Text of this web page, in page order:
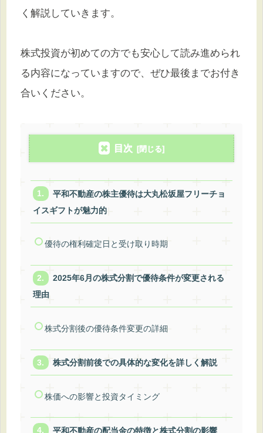
く解説していきます。
株式投資が初めての方でも安心して読み進められ
る内容になっていますので、ぜひ最後までお付き
合いください。
目次
平和不動産の株主優待は大丸松坂屋フリーチョ
イスギフトが魅力的
優待の権利確定日と受け取り時期
2025年6月の株式分割で優待条件が変更される
理由
株式分割後の優待条件変更の詳細
株式分割前後での具体的な変化を詳しく解説
株価への影響と投資タイミング
平和不動産の配当金の特徴と株式分割の影響